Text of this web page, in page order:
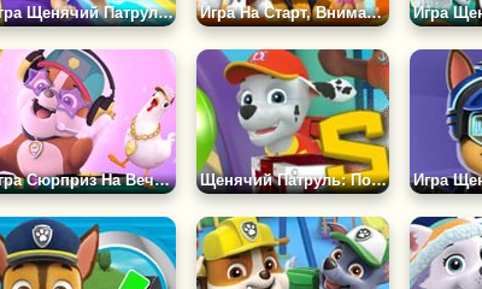
Игра Щенячий Патруль: Гав Гав Буги Игра На Старт, Внимание, Угадай!
Игра Сюрприз На Вечеринке Щенячий Патруль: Поисковая Миссия